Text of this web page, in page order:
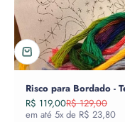
Risco para Bordado -
Preço promocional
R$ 119,00Preço normal
R$ 129,00
em até 5x de R$ 23,80